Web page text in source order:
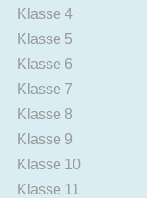
Klasse 4
Klasse 5
Klasse 6
Klasse 7
Klasse 8
Klasse 9
Klasse 10
Klasse 11